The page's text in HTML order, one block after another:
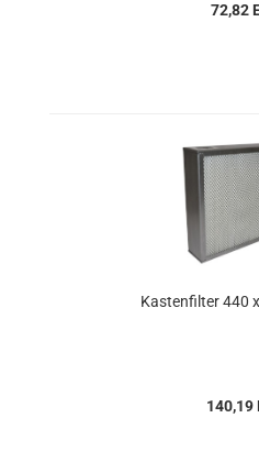
72,82
Kastenfilter 440
140,19